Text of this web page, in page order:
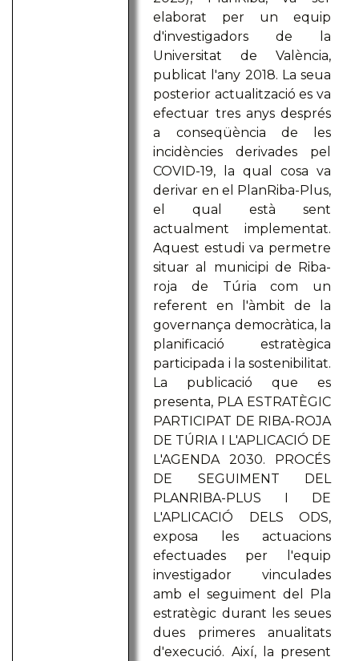
elaborat per un equip
d'investigadors de la
Universitat de València,
publicat l'any 2018. La seua
posterior actualització es va
efectuar tres anys després
a conseqüència de les
incidències derivades pel
COVID-19, la qual cosa va
derivar en el PlanRiba-Plus,
el qual està sent
actualment implementat.
Aquest estudi va permetre
situar al municipi de Riba-
roja de Túria com un
referent en l'àmbit de la
governança democràtica, la
planificació estratègica
participada i la sostenibilitat.
La publicació que es
presenta, PLA ESTRATÈGIC
PARTICIPAT DE RIBA-ROJA
DE TÚRIA I L'APLICACIÓ DE
L'AGENDA 2030. PROCÉS
DE SEGUIMENT DEL
PLANRIBA-PLUS I DE
L'APLICACIÓ DELS ODS,
exposa les actuacions
efectuades per l'equip
investigador vinculades
amb el seguiment del Pla
estratègic durant les seues
dues primeres anualitats
d'execució. Així, la present